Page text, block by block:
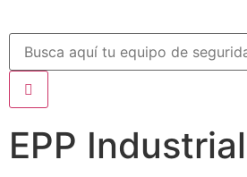
EPP Industrial